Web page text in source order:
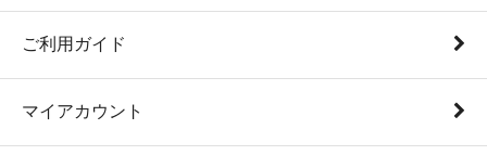
ご利用ガイド
マイアカウント